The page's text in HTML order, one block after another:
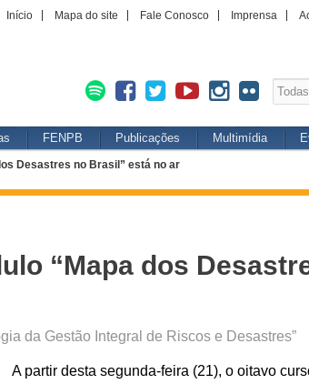
Início Mapa do site Fale Conosco Imprensa
FENPB Publicações Multimídia
Desastres no Brasil” está no ar
“Mapa dos
da Gestão Integral de Riscos e Desastres”
A partir desta segunda-feira (21), o oitavo